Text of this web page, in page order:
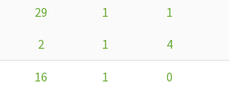
29 1 1
2 1 4
16 1 0